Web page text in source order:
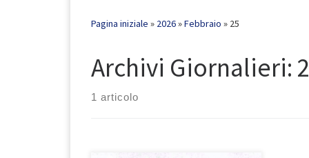
Pagina iniziale » 2026»Febbraio » 25
Archivi Giornalieri:
1 articolo